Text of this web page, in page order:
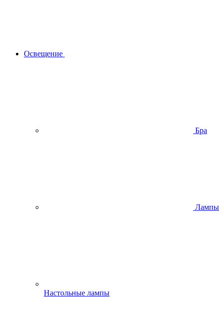
Освещение
Бра
Лампы
Настольные лампы